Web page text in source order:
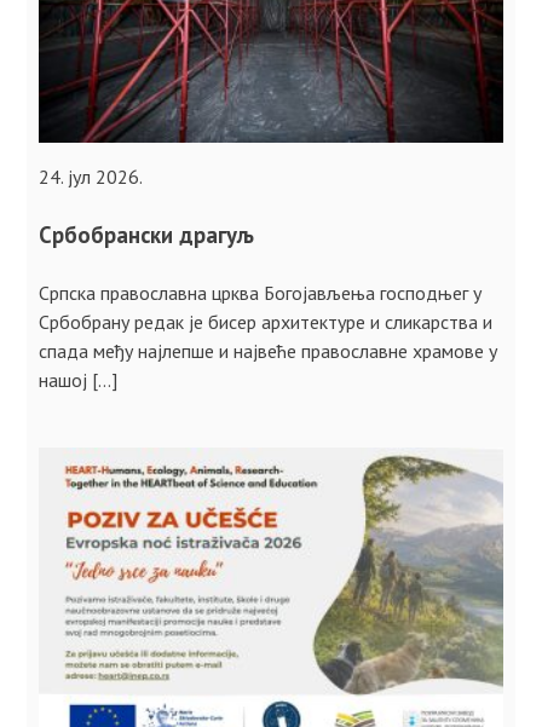
24. јул 2026.
Србобрански драгуљ
Српска православна црква Богојављења господњег у
Србобрану редак је бисер архитектуре и сликарства и
спада међу најлепше и највеће православне храмове у
нашој […]